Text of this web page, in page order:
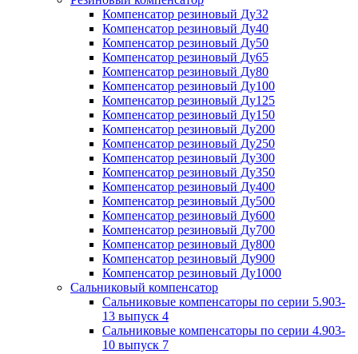
Компенсатор резиновый Ду32
Компенсатор резиновый Ду40
Компенсатор резиновый Ду50
Компенсатор резиновый Ду65
Компенсатор резиновый Ду80
Компенсатор резиновый Ду100
Компенсатор резиновый Ду125
Компенсатор резиновый Ду150
Компенсатор резиновый Ду200
Компенсатор резиновый Ду250
Компенсатор резиновый Ду300
Компенсатор резиновый Ду350
Компенсатор резиновый Ду400
Компенсатор резиновый Ду500
Компенсатор резиновый Ду600
Компенсатор резиновый Ду700
Компенсатор резиновый Ду800
Компенсатор резиновый Ду900
Компенсатор резиновый Ду1000
Сальниковый компенсатор
Сальниковые компенсаторы по серии 5.903-
13 выпуск 4
Сальниковые компенсаторы по серии 4.903-
10 выпуск 7